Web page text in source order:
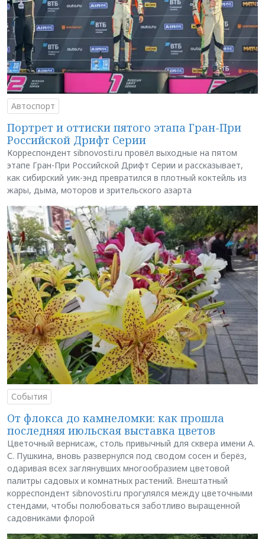
Автоспорт
Портрет и оттиски пятого этапа Гран-При
Российской Дрифт Серии
Корреспондент sibnovosti.ru провёл выходные на пятом
этапе Гран-При Российской Дрифт Серии и рассказывает,
как сибирский уик-энд превратился в плотный коктейль из
жары, дыма, моторов и зрительского азарта
События
От флокса до камнеломки: как прошла
последняя июльская выставка цветов
Цветочный вернисаж, столь привычный для сквера имени А.
С. Пушкина, вновь развернулся под сводом сосен и берёз,
одаривая всех заглянувших многообразием цветовой
палитры садовых и комнатных растений. Внештатный
корреспондент sibnovosti.ru прогулялся между цветочными
стендами, чтобы полюбоваться заботливо выращенной
садовниками флорой